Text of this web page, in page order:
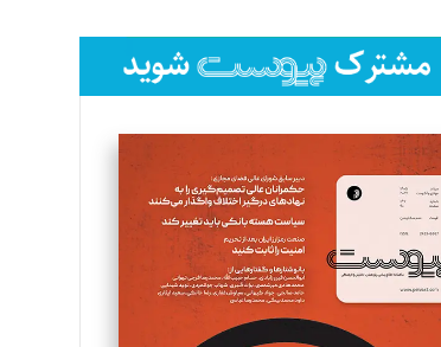
فائزه فتحی رستمی
تحریریه
سروش کرمیان
تحریریه
مینا پاکدل